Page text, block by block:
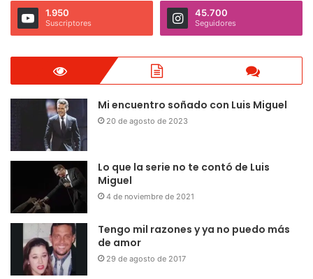
1.950
Suscriptores
45.700
Seguidores
Mi encuentro soñado con Luis Miguel
20 de agosto de 2023
Lo que la serie no te contó de Luis
Miguel
4 de noviembre de 2021
Tengo mil razones y ya no puedo más
de amor
29 de agosto de 2017